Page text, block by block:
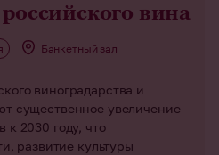
вина
Банкетный зал
виноградарства и
существенное увеличение
к 2030 году, что
развитие культуры